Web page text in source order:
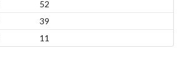
52
39
11